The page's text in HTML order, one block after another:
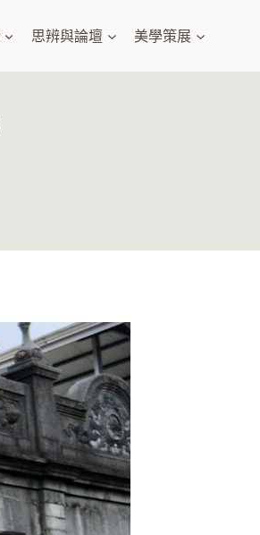
思辨與論壇 美學策展